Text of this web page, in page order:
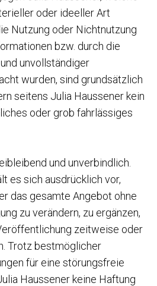
oder ideeller Art
Nutzung oder Nichtnutzung
bzw. durch die
unvollständiger
wurden, sind grundsätzlich
seitens Julia Haussener kein
oder grob fahrlässiges
und unverbindlich.
es sich ausdrücklich vor,
das gesamte Angebot ohne
zu verändern, zu ergänzen,
zeitweise oder
Trotz bestmöglicher
für eine störungsfreie
Haussener keine Haftung